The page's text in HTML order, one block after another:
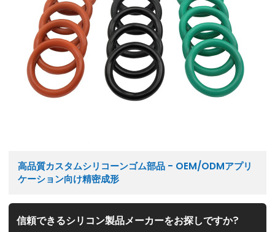
高品質カスタムシリコーンゴム部品 - OEM/ODMアプリ
ケーション向け精密成形
信頼できるシリコン製品メーカーをお探しですか?